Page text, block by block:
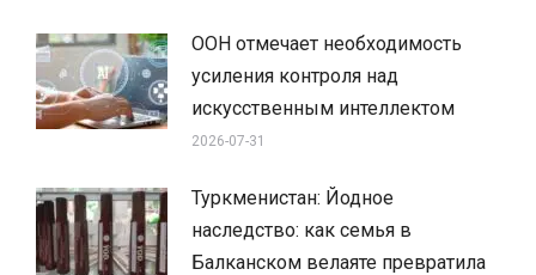
ООН отмечает необходимость
усиления контроля над
искусственным интеллектом
2026-07-31
Туркменистан: Йодное
наследство: как семья в
Балканском велаяте превратила